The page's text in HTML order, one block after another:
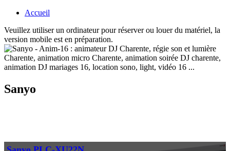
Accueil
Veuillez utiliser un ordinateur pour réserver ou louer du matériel, la
version mobile est en préparation.
Sanyo